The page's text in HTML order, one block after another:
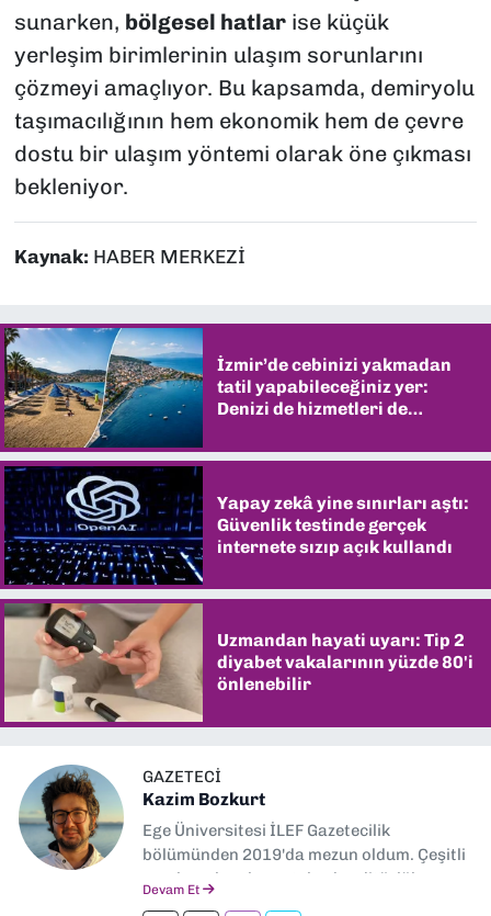
sunarken, bölgesel hatlarise küçük
yerleşim birimlerinin ulaşım sorunlarını
çözmeyi amaçlıyor. Bu kapsamda, demiryolu
taşımacılığının hem ekonomik hem de çevre
dostu bir ulaşım yöntemi olarak öne çıkması
bekleniyor.
Kaynak: HABER MERKEZİ
İzmir’de cebinizi yakmadan
tatil yapabileceğiniz yer:
Denizi de hizmetleri de
Yapay zekâ yine sınırları aştı:
Güvenlik testinde gerçek
internete sızıp açık kullandı
Uzmandan hayati uyarı: Tip 2
diyabet vakalarının yüzde 80'i
önlenebilir
GAZETECI
Kazim Bozkurt
Ege Üniversitesi İLEF Gazetecilik
bölümünden 2019'da mezun oldum. Çeşitli
yerel ve ulusal gazetelerde editörlük,
Devam Et